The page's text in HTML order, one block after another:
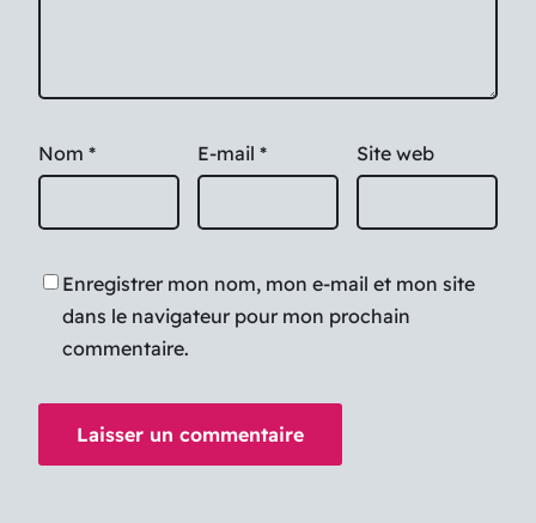
Nom * E-mail * Site web
Enregistrer mon nom, mon e-mail et mon site
dans le navigateur pour mon prochain
commentaire.